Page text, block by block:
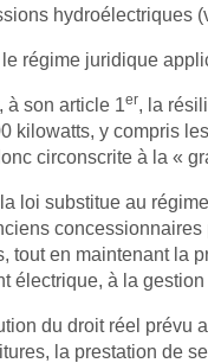
hydroélectriques
régime juridique
à son article 1er, la
kilowatts, y compris
circonscrite à la «
loi substitue au
tout en maintenant la
électrique, à la
du droit réel
la prestation de